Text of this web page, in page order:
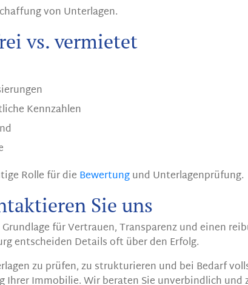
von Unterlagen.
vs. vermietet
Kennzahlen
Rolle für die Bewertungund Unterlagenprüfung.
Sie uns
für Vertrauen, Transparenz und einen
entscheiden Details oft über den Erfolg.
zu prüfen, zu strukturieren und bei Bedarf